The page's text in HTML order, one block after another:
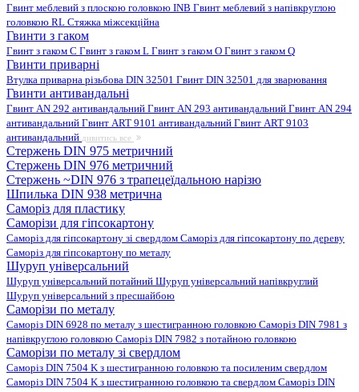
Гвинт меблевий з плоскою головкою INB Гвинт меблевий з напівкруглою
головкою RL Стяжка міжсекційна
Гвинти з гаком
Гвинт з гаком C Гвинт з гаком L Гвинт з гаком O Гвинт з гаком Q
Гвинти приварні
Втулка приварна різьбова DIN 32501 Гвинт DIN 32501 для зварювання
Гвинти антивандальні
Гвинт AN 292 антивандальний Гвинт AN 293 антивандальний Гвинт AN 294
антивандальний Гвинт ART 9101 антивандальний Гвинт ART 9103
антивандальний дивитись все
Стержень DIN 975 метричний
Стержень DIN 976 метричний
Стержень ~DIN 976 з трапецеїдальною нарізю
Шпилька DIN 938 метрична
Саморіз для пластику
Саморізи для гіпсокартону
Саморіз для гіпсокартону зі свердлом Саморіз для гіпсокартону по дереву
Саморіз для гіпсокартону по металу
Шуруп універсальний
Шуруп універсальний потайний Шуруп універсальний напівкруглий
Шуруп універсальний з пресшайбою
Саморізи по металу
Саморіз DIN 6928 по металу з шестигранною головкою Саморіз DIN 7981 з
напівкруглою головкою Саморіз DIN 7982 з потайною головкою
Саморізи по металу зі свердлом
Саморіз DIN 7504 K з шестигранною головкою та посиленим свердлом
Саморіз DIN 7504 K з шестигранною головкою та свердлом Саморіз DIN